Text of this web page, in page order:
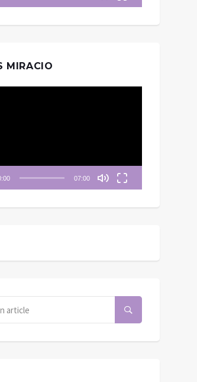
MIRACIO
07:00